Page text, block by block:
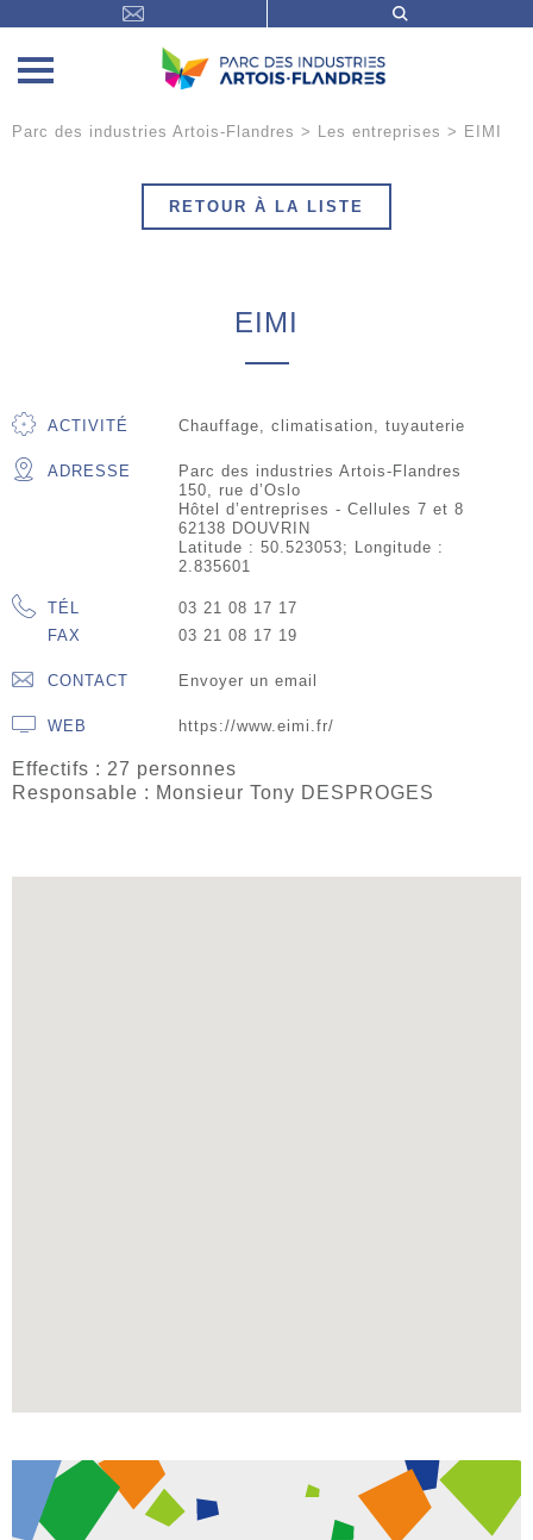
Parc des industries Artois-Flandres > Les entreprises > EIMI
RETOUR À LA LISTE
EIMI
ACTIVITÉ Chauffage, climatisation, tuyauterie
ADRESSE
Parc des industries Artois-Flandres
150, rue d’Oslo
Hôtel d’entreprises - Cellules 7 et 8
62138 DOUVRIN
Latitude : 50.523053; Longitude :
2.835601
TÉL
03 21 08 17 17
FAX
03 21 08 17 19
CONTACT Envoyer un email
WEB https://www.eimi.fr/
Effectifs : 27 personnes
Responsable : Monsieur Tony DESPROGES